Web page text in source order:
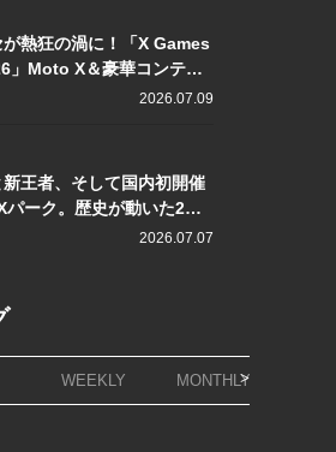
熱狂の渦に！「X Games
」Moto X＆豪華コンテン
2026.07.09
王者、そして国内初開催
パーク。歴史が動いた2日
2026.07.07
WEEKLY MONTHLY